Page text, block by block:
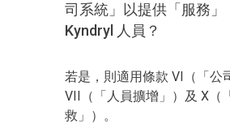
司系統」以提供「服務」
Kyndryl 人員？
若是，則適用條款 VI（「公
VII（「人員擴增」）及 X（
救」）。